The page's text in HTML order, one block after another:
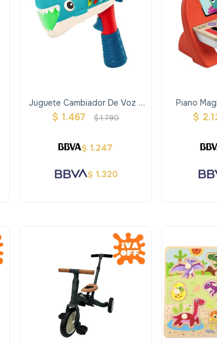
Juguete Cambiador De Voz -
B Toys
$ 1.467 $1.790
$ 1.247
$ 1.320
Piano
$